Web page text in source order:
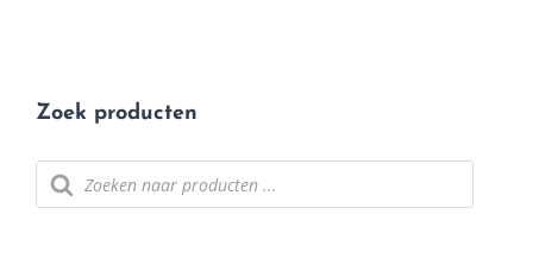
Zoek producten
Producten zoeken